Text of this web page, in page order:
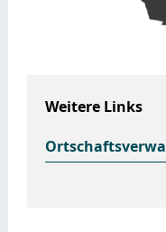
Weitere Links